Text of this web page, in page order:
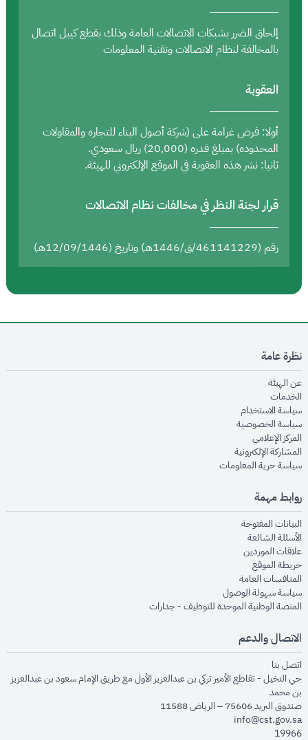
إلحاق الضرر بشبكات الاتصالات العامة وذلك بقطع كيبل اتصال
بالمخالفة لنظام الاتصالات وتقنية المعلومات
العقوبة
أولا: فرض غرامة على (شركة أصول البناء للتجاره والمقاولات
المحدوده) بمبلغ قدره (20,000) ريال سعودي.
ثانيا: نشر هذه العقوبة في الموقع الإلكتروني للهيئة.
قرار لجنة النظر في مخالفات نظام الاتصالات
رقم (461141229/ق/1446هـ) وتاريخ (12/09/1446هـ)
نظرة عامة
عن الهيئةopens in new window
الخدماتopens in new window
سياسة الاستخدام
سياسة الخصوصيةopens in new window
المركز الإعلاميopens in new window
المشاركة الإلكترونيةopens in new window
سياسة حرية المعلوماتopens in new window
روابط مهمة
البيانات المفتوحةopens in new window
الأسئلة الشائعةopens in new window
علاقات الموردينopens in new window
خريطة الموقعopens in new window
المنافسات العامةopens in new window
سياسة سهولة الوصولopens in new window
المنصة الوطنية الموحدة للتوظيف - جداراتopens in new window
الاتصال والدعم
اتصل بنا
حي النخيل - تقاطع الأمير تركي بن عبدالعزيز الأول مع طريق الإمام سعود بن عبدالعزيز
بن محمد
صندوق البريد 75606 – الرياض 11588
info@cst.gov.sa
19966